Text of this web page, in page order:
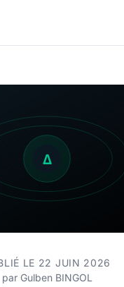
LE 22 JUIN 2026
par Gulben BINGOL